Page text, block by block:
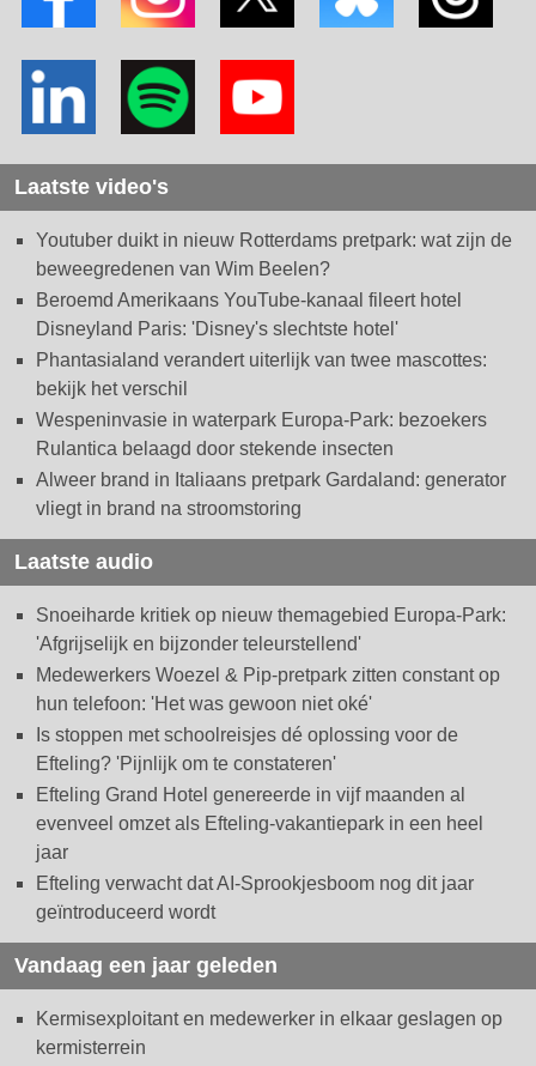
Laatste video's
Youtuber duikt in nieuw Rotterdams pretpark: wat zijn de
beweegredenen van Wim Beelen?
Beroemd Amerikaans YouTube-kanaal fileert hotel
Disneyland Paris: 'Disney's slechtste hotel'
Phantasialand verandert uiterlijk van twee mascottes:
bekijk het verschil
Wespeninvasie in waterpark Europa-Park: bezoekers
Rulantica belaagd door stekende insecten
Alweer brand in Italiaans pretpark Gardaland: generator
vliegt in brand na stroomstoring
Laatste audio
Snoeiharde kritiek op nieuw themagebied Europa-Park:
'Afgrijselijk en bijzonder teleurstellend'
Medewerkers Woezel & Pip-pretpark zitten constant op
hun telefoon: 'Het was gewoon niet oké'
Is stoppen met schoolreisjes dé oplossing voor de
Efteling? 'Pijnlijk om te constateren'
Efteling Grand Hotel genereerde in vijf maanden al
evenveel omzet als Efteling-vakantiepark in een heel
jaar
Efteling verwacht dat AI-Sprookjesboom nog dit jaar
geïntroduceerd wordt
Vandaag een jaar geleden
Kermisexploitant en medewerker in elkaar geslagen op
kermisterrein